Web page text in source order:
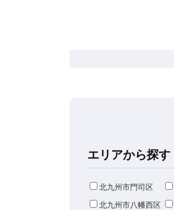
エリアから探す
北九州市門司区
北九州市八幡西区